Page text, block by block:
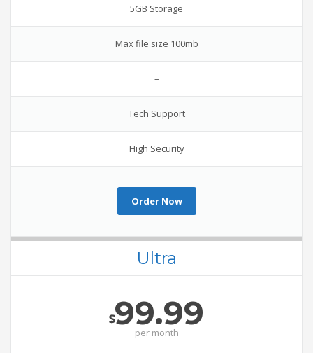
5GB Storage
Max file size 100mb
–
Tech Support
High Security
Order Now
Ultra
$99.99
per month